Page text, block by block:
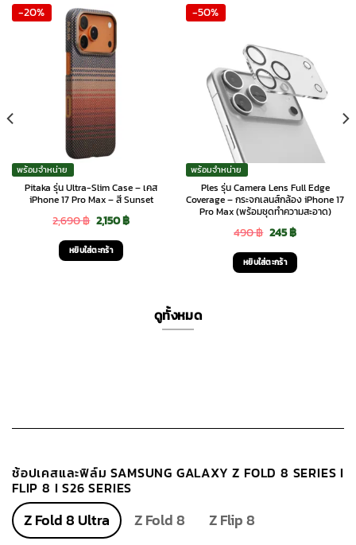
-20%
พร้อมจำหน่าย
Pitaka รุ่น Ultra-Slim Case – เคส
iPhone 17 Pro Max – สี Sunset
2,690฿ Original
price
was:
2,150฿Current
หยิบใส่ตะกร้า
-50%
พร้อมจำหน่าย
Ples รุ่น Camera Lens Full Edge
Coverage – กระจกเลนส์กล้อง iPhone 17
Pro Max (พร้อมชุดทำความสะอาด)
490฿ Original
price
was:
245฿Current
price
is:
หยิบใส่ตะกร้า
ดูทั้งหมด
ช้อปเคสและฟิล์ม SAMSUNG GALAXY Z FOLD 8 SERIES I
FLIP 8 I S26 SERIES
Z Fold 8 Ultra Z Fold 8
Z Flip 8